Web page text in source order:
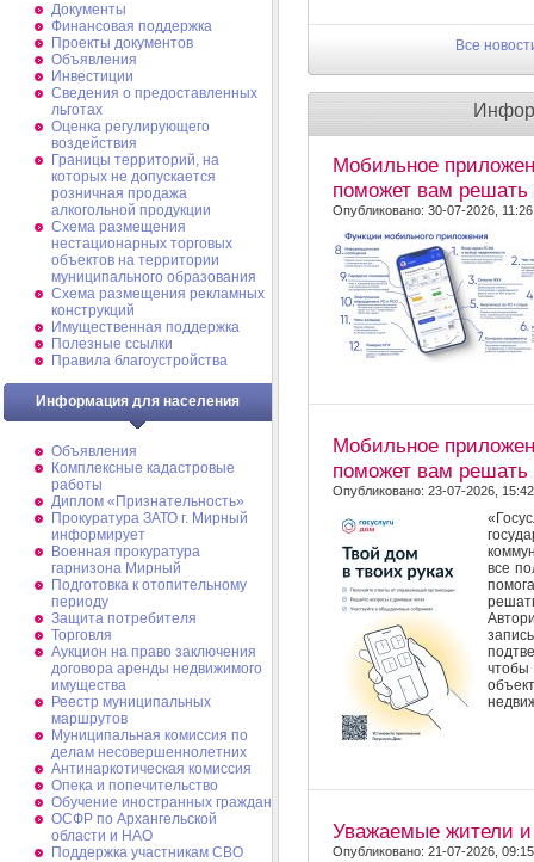
Документы
Финансовая поддержка
Проекты документов
Объявления
Инвестиции
Сведения о предоставленных
льготах
Оценка регулирующего
воздействия
Границы территорий, на
которых не допускается
розничная продажа
алкогольной продукции
Схема размещения
нестационарных торговых
объектов на территории
муниципального образования
Схема размещения рекламных
конструкций
Имущественная поддержка
Полезные ссылки
Правила благоустройства
Информация для населения
Объявления
Комплексные кадастровые
работы
Диплом «Признательность»
Прокуратура ЗАТО г. Мирный
информирует
Военная прокуратура
гарнизона Мирный
Подготовка к отопительному
периоду
Защита потребителя
Торговля
Аукцион на право заключения
договора аренды недвижимого
имущества
Реестр муниципальных
маршрутов
Муниципальная комиссия по
делам несовершеннолетних
Антинаркотическая комиссия
Опека и попечительство
Обучение иностранных граждан
ОСФР по Архангельской
области и НАО
Поддержка участникам СВО
Все
Мобильное
поможет вам
Опубликовано: 30-07-2026, 11:26
Мобильное
поможет вам
Опубликовано: 23-07-2026, 15:42
все
Уважаемые жители и
Опубликовано: 21-07-2026, 09:15